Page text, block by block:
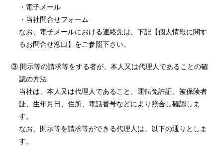
・電子メール
・当社問合せフォーム
なお、電子メールにおける連絡先は、下記【個人情報に関す
るお問合せ窓口】をご参照下さい。
③ 開示等の請求等をする者が、本人又は代理人であることの確
認の方法
当社は、本人又は代理人であること、運転免許証、被保険者
証、生年月日、住所、電話番号などにより照合し確認しま
す。
なお、開示等を請求等ができる代理人は、以下の通りとしま
す。